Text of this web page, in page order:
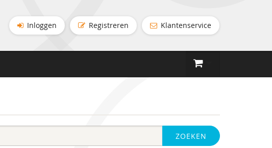
Inloggen Registreren Klantenservice
ZOEKEN